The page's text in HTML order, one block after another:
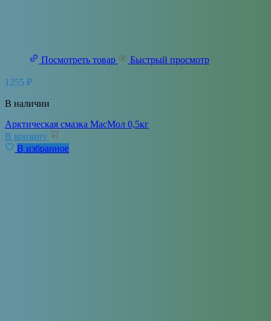
Посмотреть товар Быстрый просмотр
1255 ₽
В наличии
Арктическая смазка МасМол 0,5кг
В корзину
В избранное